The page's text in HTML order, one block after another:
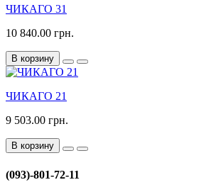
ЧИКАГО 31
10 840.00 грн.
В корзину
ЧИКАГО 21
9 503.00 грн.
В корзину
(093)-801-72-11